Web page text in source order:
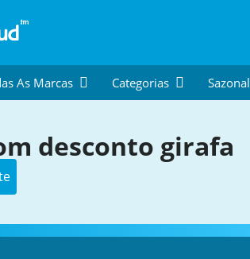
As Marcas Categorias Sazonal
desconto girafa